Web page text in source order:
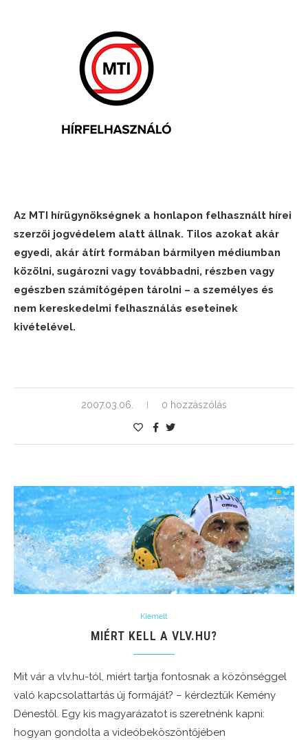
Az MTI hírügynökségnek a honlapon felhasznált hírei
szerzői jogvédelem alatt állnak. Tilos azokat akár
egyedi, akár átírt formában bármilyen médiumban
közölni, sugározni vagy továbbadni, részben vagy
egészben számítógépen tárolni – a személyes és
nem kereskedelmi felhasználás eseteinek
kivételével.
2007.03.06. 0 hozzászólás
Kiemelt
MIÉRT KELL A VLV.HU?
Mit vár a vlv.hu-tól, miért tartja fontosnak a közönséggel
való kapcsolattartás új formáját? – kérdeztük Kemény
Dénestől. Egy kis magyarázatot is szeretnénk kapni:
hogyan gondolta a videóbeköszöntőjében